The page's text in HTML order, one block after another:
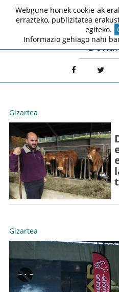
Gizartea
Gizartea
Webgune honek cookie-ak
errazteko, publizitatea
egiteko.
Informazio gehiago nahi